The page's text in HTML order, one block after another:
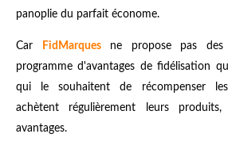
panoplie du parfait économe.
Car FidMarquesne propose pas des
programme d'avantages de fidélisation
qui le souhaitent de récompenser
achètent régulièrement leurs
avantages.